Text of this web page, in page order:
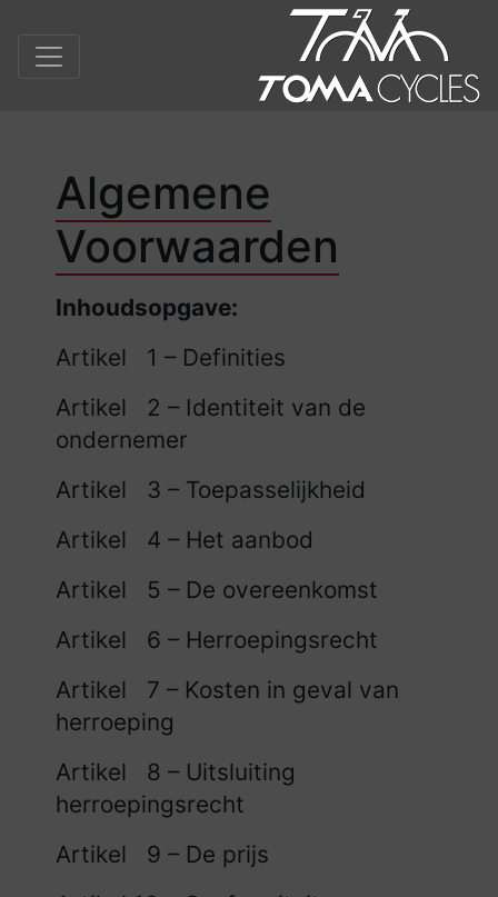
Algemene
Voorwaarden
Inhoudsopgave:
Artikel 1 – Definities
Artikel 2 – Identiteit van de
ondernemer
Artikel 3 – Toepasselijkheid
Artikel 4 – Het aanbod
Artikel 5 – De overeenkomst
Artikel 6 – Herroepingsrecht
Artikel 7 – Kosten in geval van
herroeping
Artikel 8 – Uitsluiting
herroepingsrecht
Artikel 9 – De prijs